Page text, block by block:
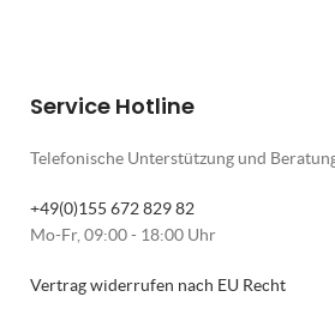
Service Hotline
Telefonische Unterstützung und
+49(0)155 672 829 82
Mo-Fr, 09:00 - 18:00 Uhr
Vertrag widerrufen nach EU Recht